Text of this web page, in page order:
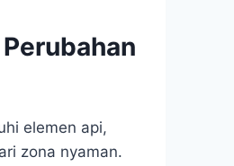
elemen api,
zona nyaman.